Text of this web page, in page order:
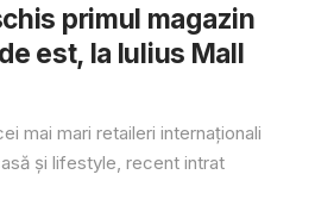
primul magazin
est, la Iulius Mall
mai mari retaileri internaționali
și lifestyle, recent intrat